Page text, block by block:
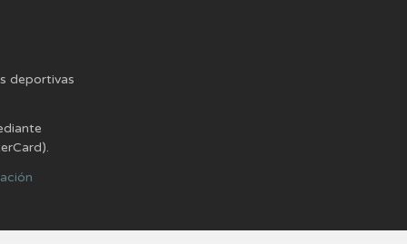
deportivas